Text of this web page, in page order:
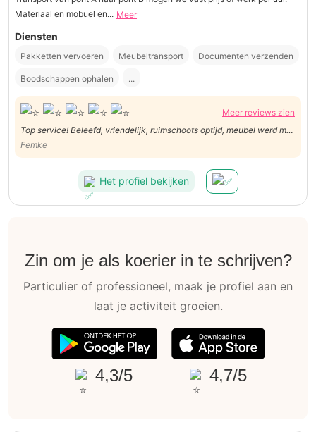
Materiaal en mobuel en... Meer
Diensten
Pakketten vervoeren Meubeltransport Documenten verzenden
Boodschappen ophalen ...
Meer reviews zien
Top service! Beleefd, vriendelijk, ruimschoots optijd, meubel werd met
zorg behandeld.
Femke
Het profiel bekijken
Zin om je als koerier in te schrijven?
Particulier of professioneel, maak je profiel aan en
laat je activiteit groeien.
4,3/5 4,7/5